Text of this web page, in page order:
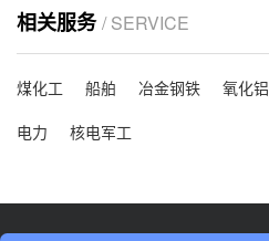
相关服务/ SERVICE
煤化工 船舶 冶金钢铁 氧化铝
电力
核电军工